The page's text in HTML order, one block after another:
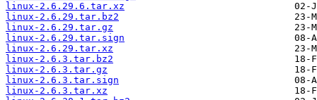
linux-2.6.29.6.tar.xz
linux-2.6.29.tar.bz2
linux-2.6.29.tar.gz
linux-2.6.29.tar.sign
linux-2.6.29.tar.xz
linux-2.6.3.tar.bz2
linux-2.6.3.tar.gz
linux-2.6.3.tar.sign
linux-2.6.3.tar.xz